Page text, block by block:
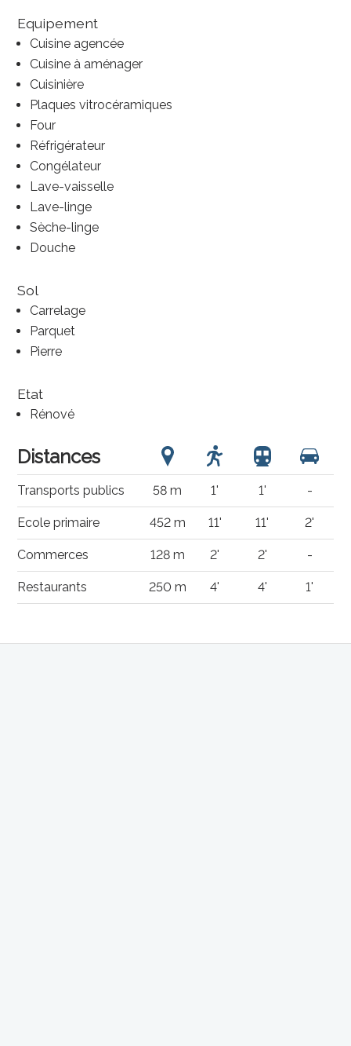
Equipement
Cuisine agencée
Cuisine à aménager
Cuisinière
Plaques vitrocéramiques
Four
Réfrigérateur
Congélateur
Lave-vaisselle
Lave-linge
Sèche-linge
Douche
Sol
Carrelage
Parquet
Pierre
Etat
Rénové
Distances
Transports publics 58 m 1' 1' -
Ecole primaire 452 m 11' 11' 2'
Commerces 128 m 2' 2' -
Restaurants 250 m 4' 4' 1'